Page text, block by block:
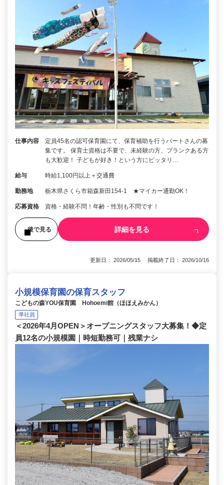
仕事内容
定員45名の認可保育園にて、保育補助を行うパートさんの募
集です。 保育士資格は不要で、未経験の方、ブランクある方
も大歓迎！ 子どもが好き！という方にピッタリ…
給与 時給1,100円以上＋交通費
勤務地 栃木県さくら市箱森新田154‐1 ★マイカー通勤OK！
応募資格 資格・経験不問！年齢・性別も不問です！
後で見る 詳細を見る
更新日： 2026/05/15 掲載終了日： 2026/10/16
小規模保育園の保育スタッフ
こどもの森YOU保育園 Hohoemi館（ほほえみかん）
準社員
＜2026年4月OPEN＞オープニングスタッフ大募集！◆定
員12名の小規模園｜時短勤務可｜残業ナシ